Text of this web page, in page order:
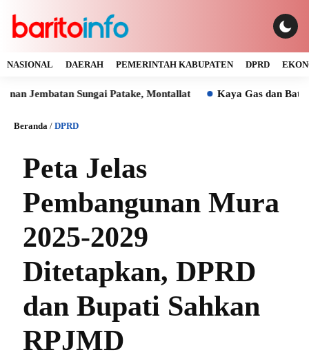
NASIONAL DAERAH PEMERINTAH KABUPATEN DPRD
Sungai Patake, Montallat Kaya Gas dan Batu Bara
Beranda / DPRD
Peta Jelas
Pembangunan Mura
2025-2029
Ditetapkan, DPRD
dan Bupati Sahkan
RPJMD